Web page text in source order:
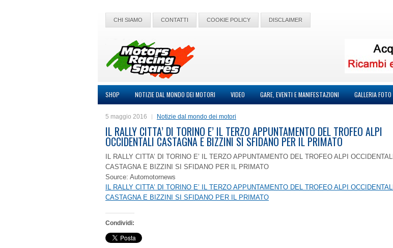
CHI SIAMO CONTATTI COOKIE POLICY DISCLAIMER
SHOP NOTIZIE DAL MONDO DEI MOTORI VIDEO GARE, EVENTI E MANIFESTAZIONI GALLERIA FOTO
5 maggio 2016 Notizie dal mondo dei motori
IL RALLY CITTA’ DI TORINO E’ IL TERZO APPUNTAMENTO DEL TROFEO ALPI
OCCIDENTALI CASTAGNA E BIZZINI SI SFIDANO PER IL PRIMATO
IL RALLY CITTA’ DI TORINO E’ IL TERZO APPUNTAMENTO DEL TROFEO ALPI OCCIDENTALI
CASTAGNA E BIZZINI SI SFIDANO PER IL PRIMATO
Source: Automotornews
IL RALLY CITTA’ DI TORINO E’ IL TERZO APPUNTAMENTO DEL TROFEO ALPI OCCIDENTALI
CASTAGNA E BIZZINI SI SFIDANO PER IL PRIMATO
Condividi: